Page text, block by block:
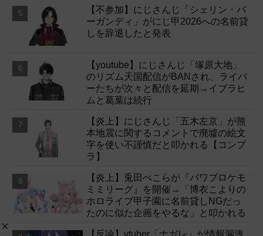
【不参加】にじさんじ「シェリン・バ
ーガンディ」がにじ甲2026への名前貸
しを辞退したと発表
【youtube】にじさんじ「塚原大地」
のリズム天国配信がBANされ、ライバ
ーたちが次々と配信を延期→イブラヒ
ムと葛葉は続行
【炎上】にじさんじ「五木左京」が熊
本地震に関するコメントで廃墟の絵文
字を使い不謹慎だと叩かれる【コンプ
ラ】
【炎上】兎田ぺこらが『パワプロケモ
ミミリーグ』を開催→「博衣こよりの
ホロライブ甲子園に名前貸しNGだっ
たのに似た企画をやるな」と叩かれる
【反論】vtuber「ナガレ」が情報漏洩